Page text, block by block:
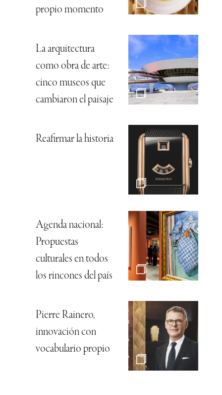
propio momento
La arquitectura
como obra de arte:
cinco museos que
cambiaron el paisaje
Reafirmar la historia
Agenda nacional:
Propuestas
culturales en todos
los rincones del país
Pierre Rainero,
innovación con
vocabulario propio